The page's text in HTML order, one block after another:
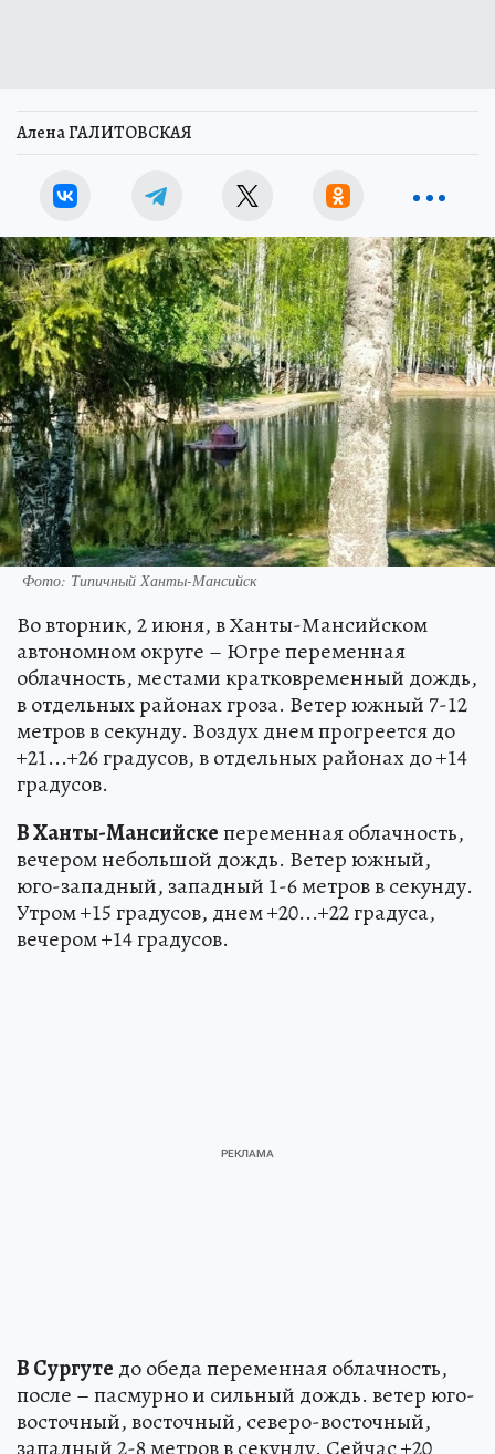
Алена ГАЛИТОВСКАЯ
Фото: Типичный Ханты-Мансийск
Во вторник, 2 июня, в Ханты-Мансийском
автономном округе – Югре переменная
облачность, местами кратковременный дождь,
в отдельных районах гроза. Ветер южный 7-12
метров в секунду. Воздух днем прогреется до
+21...+26 градусов, в отдельных районах до +14
градусов.
В Ханты-Мансийскепеременная облачность,
вечером небольшой дождь. Ветер южный,
юго-западный, западный 1-6 метров в секунду.
Утром +15 градусов, днем +20...+22 градуса,
вечером +14 градусов.
В Сургуте до обеда переменная облачность,
после – пасмурно и сильный дождь. ветер юго-
восточный, восточный, северо-восточный,
западный 2-8 метров в секунду. Сейчас +20